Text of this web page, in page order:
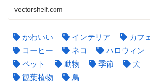
vectorshelf.com
かわいい インテリア カフ
コーヒー
ネコ ハロウィン
ペット
動物 季節 犬
観葉植物
鳥